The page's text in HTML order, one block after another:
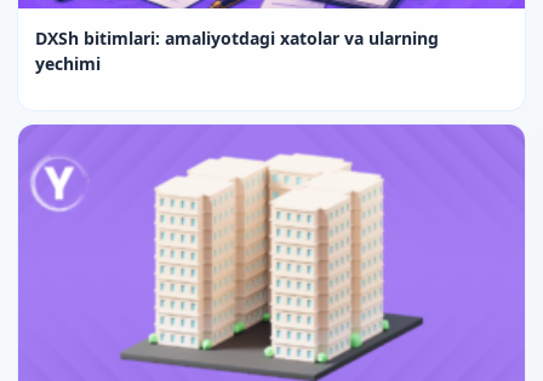
DXSh bitimlari: amaliyotdagi xatolar va ularning
yechimi